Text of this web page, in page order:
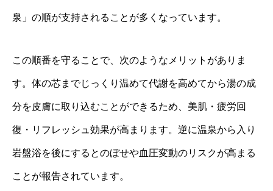
泉」の順が支持されることが多くなっています。
この順番を守ることで、次のようなメリットがありま
す。体の芯までじっくり温めて代謝を高めてから湯の成
分を皮膚に取り込むことができるため、美肌・疲労回
復・リフレッシュ効果が高まります。逆に温泉から入り
岩盤浴を後にするとのぼせや血圧変動のリスクが高まる
ことが報告されています。